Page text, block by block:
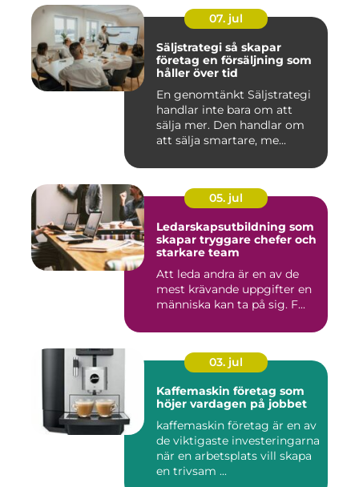
07. jul
Säljstrategi så skapar
företag en försäljning som
håller över tid
En genomtänkt Säljstrategi
handlar inte bara om att
sälja mer. Den handlar om
att sälja smartare, me...
05. jul
Ledarskapsutbildning som
skapar tryggare chefer och
starkare team
Att leda andra är en av de
mest krävande uppgifter en
människa kan ta på sig. F...
03. jul
Kaffemaskin företag som
höjer vardagen på jobbet
kaffemaskin företag är en av
de viktigaste investeringarna
när en arbetsplats vill skapa
en trivsam ...